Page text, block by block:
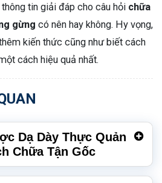
tin giải đáp cho câu hỏi chữa
gừng có nên hay không. Hy vọng,
kiến thức cũng như biết cách
cách hiệu quả nhất.
Dạ Dày Thực Quản
Chữa Tận Gốc